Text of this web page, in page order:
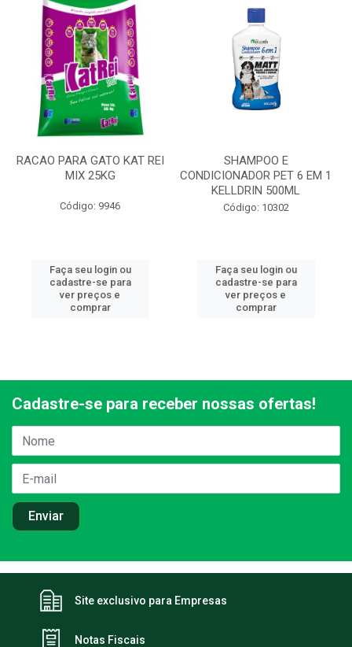
RACAO PARA GATO KAT REI
MIX 25KG
Código: 9946
Faça seu login ou
cadastre-se para
ver preços e
comprar
SHAMPOO E
CONDICIONADOR PET 6 EM 1
KELLDRIN 500ML
Código: 10302
Faça seu login ou
cadastre-se para
ver preços e
comprar
Cadastre-se para receber nossas ofertas!
Site exclusivo para Empresas
Notas Fiscais